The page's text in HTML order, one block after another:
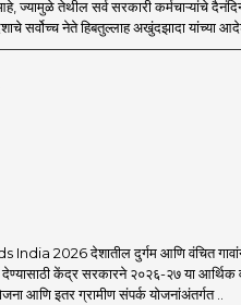
ज्यामुळे तेथील सर्व सरकारी कर्मचाऱ्यांचे
सर्वोच्च नेते हिबतुल्लाह अखुंदझादा यांच्या
India 2026 देशातील दुर्गम आणि वंचित
केंद्र सरकारने २०२६-२७ या आर्थिक
आणि इतर ग्रामीण संपर्क योजनांअंतर्गत ..